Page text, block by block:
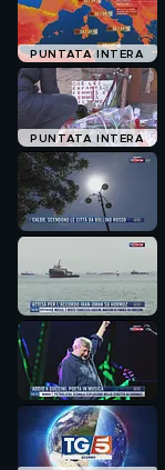
PUNTATA INTERA
PUNTATA INTERA